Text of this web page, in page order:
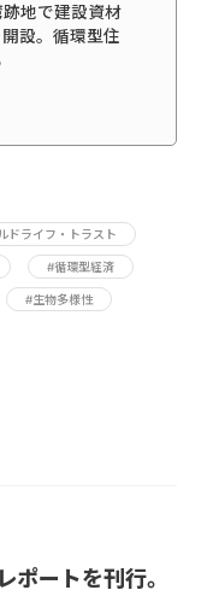
地で建設資材
設。循環型住
ドライフ・トラスト
#循環型経済
#生物多様性
ポートを刊行。